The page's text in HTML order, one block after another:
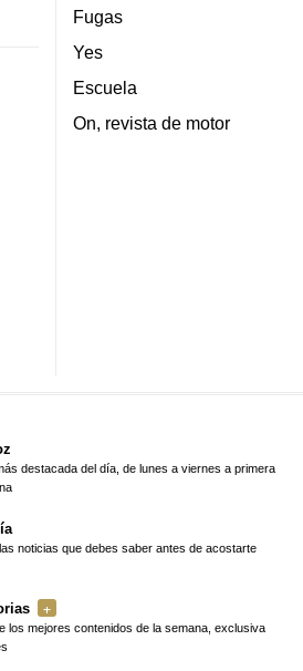
Fugas
Yes
Escuela
On, revista de motor
destacada del día, de lunes a viernes a primera
noticias que debes saber antes de acostarte
los mejores contenidos de la semana, exclusiva